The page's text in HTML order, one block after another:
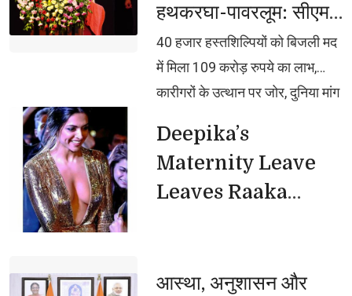
बढ़कर काम करेगाः मुख्यमंत्री, बोले,
जिनसे स्वयं नहीं संभला जा रहा, वे 25
करोड़ जनता को क्या संभालते?
इसीलिए दंगाइयों के सामने समाजवादी
हथकरघा-पावरलूम: सीएम
योगी
40 हजार हस्तशिल्पियों को बिजली मद
में मिला 109 करोड़ रुपये का लाभ,
कारीगरों के उत्थान पर जोर, दुनिया मांग
टेक्नोलॉजी पर पूरा ध्यान दे रही सरकार,
देश की नई संसद में चमकी भदोही की
कालीन, वैश्विक बाजार में बढ़ी यूपी की
Deepika’s
Maternity Leave
Leaves Raaka
आस्था, अनुशासन और